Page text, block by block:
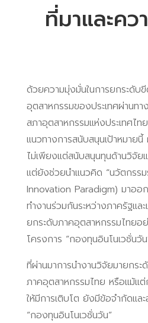
ที่มาและค
ด้วยความมุ่งมั่นในการยกระดับ
อุตสาหกรรมของประเทศผ่านทา
สภาอุตสาหกรรมแห่งประเทศไ
แนวทางการสนับสนุนเป้าหมาย
ไม่เพียงแต่สนับสนุนทุนด้านวิจัย
แต่ยังช่วยนำแนวคิด “นวัตกรร
Innovation Paradigm) มาออ
ทำงานร่วมกันระหว่างภาครัฐแล
ยกระดับภาคอุตสาหกรรมไทยอ
โครงการ “กองทุนอินโนเวชั่นวั
ที่ผ่านมาการนำงานวิจัยมายกร
ภาคอุตสาหกรรมไทย หรือแม้แ
ให้มีการเติบโต ยังมีข้อจำกัดแล
“กองทุนอินโนเวชั่นวัน”